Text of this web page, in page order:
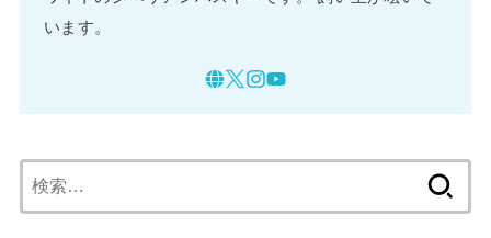
います。
索: